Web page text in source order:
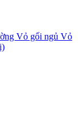
Vỏ gối ngủ Vỏ